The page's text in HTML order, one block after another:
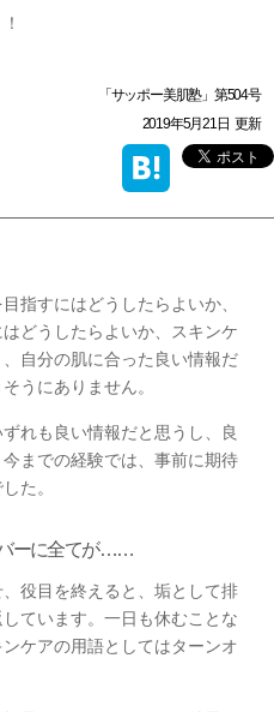
「サッポー美肌塾」第504号
2019年5月21日 更新
指すにはどうしたらよいか、
どうしたらよいか、スキンケ
自分の肌に合った良い情報だ
うにありません。
れも良い情報だと思うし、良
までの経験では、事前に期待
た。
ーに全てが……
役目を終えると、垢として排
ています。一日も休むことな
ケアの用語としてはターンオ